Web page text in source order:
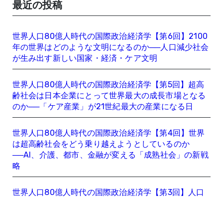
最近の投稿
世界人口80億人時代の国際政治経済学【第6回】2100
年の世界はどのような文明になるのか──人口減少社会
が生み出す新しい国家・経済・ケア文明
世界人口80億人時代の国際政治経済学【第5回】超高
齢社会は日本企業にとって世界最大の成長市場となる
のか──「ケア産業」が21世紀最大の産業になる日
世界人口80億人時代の国際政治経済学【第4回】世界
は超高齢社会をどう乗り越えようとしているのか
──AI、介護、都市、金融が変える「成熟社会」の新戦
略
世界人口80億人時代の国際政治経済学【第3回】人口